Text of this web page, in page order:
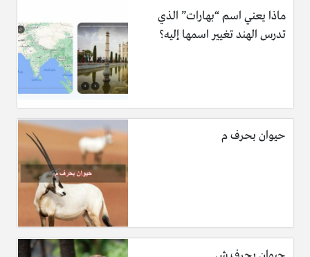
ماذا يعني اسم “بهارات” الذي
تدرس الهند تغيير اسمها إليه؟
حيوان بحرف م